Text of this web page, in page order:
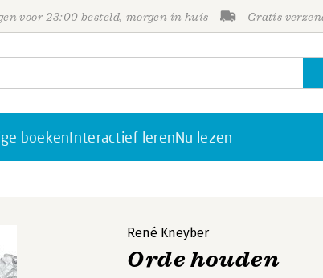
voor 23:00 besteld, morgen in huis Gratis
boekenInteractief lerenNu lezen
René Kneyber
Orde houden